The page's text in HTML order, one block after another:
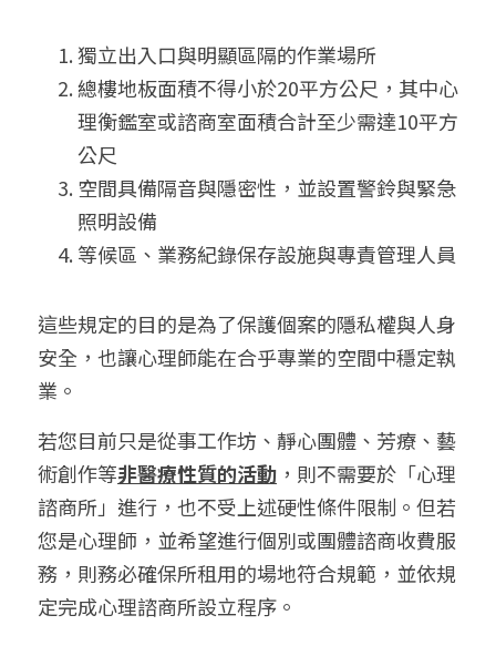
獨立出入口與明顯區隔的作業場所
總樓地板面積不得小於20平方公尺，其中心
理衡鑑室或諮商室面積合計至少需達10平方
公尺
空間具備隔音與隱密性，並設置警鈴與緊急
照明設備
等候區、業務紀錄保存設施與專責管理人員
這些規定的目的是為了保護個案的隱私權與人身
安全，也讓心理師能在合乎專業的空間中穩定執
業。
若您目前只是從事工作坊、靜心團體、芳療、藝
術創作等非醫療性質的活動 ，則不需要於「心理
諮商所」進行，也不受上述硬性條件限制。但若
您是心理師，並希望進行個別或團體諮商收費服
務，則務必確保所租用的場地符合規範，並依規
定完成心理諮商所設立程序。